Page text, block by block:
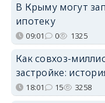
В Крыму могут
ипотеку
09:01 0 1325
Как совхоз-
застройке:
18:01 15 3258